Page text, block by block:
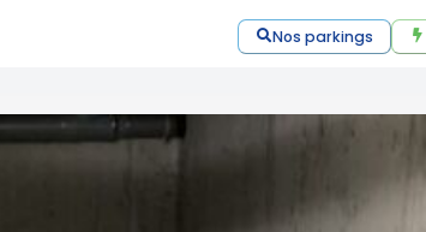
Nos parkings